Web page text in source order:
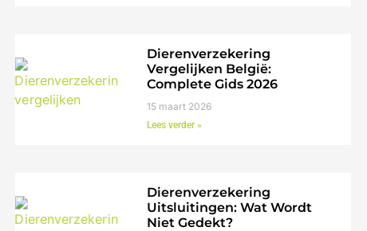
Dierenverzekering
Vergelijken België:
Complete Gids 2026
15 maart 2026
Lees verder »
Dierenverzekering
Uitsluitingen: Wat Wordt
Niet Gedekt?